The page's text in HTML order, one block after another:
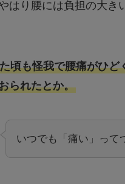
はり腰には負担の大き
頃も怪我で腰痛がひど
られたとか。
いつでも「痛い」って